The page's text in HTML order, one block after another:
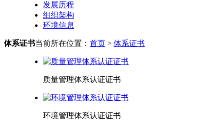
发展历程
组织架构
环境信息
体系证书当前所在位置： 首页 > 体系证书
质量管理体系认证证书
环境管理体系认证证书